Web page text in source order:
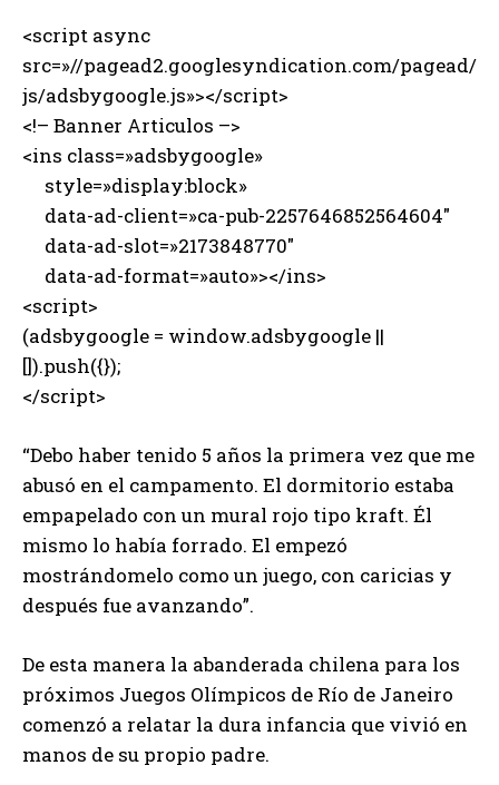
<script async
src=»//pagead2.googlesyndication.com/pagead/
js/adsbygoogle.js»></script>
<!– Banner Articulos –>
<ins class=»adsbygoogle»
style=»display:block»
data-ad-client=»ca-pub-2257646852564604″
data-ad-slot=»2173848770″
data-ad-format=»auto»></ins>
<script>
(adsbygoogle = window.adsbygoogle ||
[]).push({});
</script>
“Debo haber tenido 5 años la primera vez que me
abusó en el campamento. El dormitorio estaba
empapelado con un mural rojo tipo kraft. Él
mismo lo había forrado. El empezó
mostrándomelo como un juego, con caricias y
después fue avanzando”.
De esta manera la abanderada chilena para los
próximos Juegos Olímpicos de Río de Janeiro
comenzó a relatar la dura infancia que vivió en
manos de su propio padre.